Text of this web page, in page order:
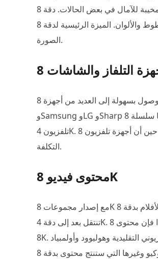
زيادة ذلك إلى 8 ميجابكسل ولا تزال تبدو مخيبة للآمال في بعض الحالات. دقة 8K كافية لتبدو حادة للغاية، حتى عندما تنظر
إليها عن كثب. يمكنه عرض المزيد من التفاصيل والخطوط والألوان. الميزة الرئيسية لدقة 8K هي أنها تعمل على تحسين وضوح
الصورة.
يمكنك الآن الوصول بسهولة إلى العديد من أجهزة 8K المتوفرة في السوق. أطلقت بعض العلامات التجارية الشهيرة مثل Sony
وSamsung وLG وSharp وغيرها سلسلة 8K مختلفة لتختار من بينها. من المؤكد أن أجهزة تلفزيون 8K أغلى من أجهزة
تلفزيون 4K. في حين أن أجهزة تلفزيون 8K ستصبح أرخص بمرور الوقت، تمامًا كما أصبحت أجهزة تلفزيون 4K ميسورة
التكلفة.
محتوى فيديو 8K
مع إصدار مجموعات 8K المتنوعة، ستشاهد بعض الأفلام بدقة 8K. ومع ذلك، فالحقيقة هي أن الكثير من العروض والأفلام لم
تنتقل بعد إلى دقة 4K. لذا فإن محتوى 8K ليس كثيرًا. في الوقت الحالي، تم إصدار عدد قليل فقط من البرامج التلفزيونية بدقة
8K. الشيء الجيد هو أن هناك العديد من المصادر مثل جميع أنواع استوديوهات الإنتاج التلفزيوني التقليدية وهوليوود وأولمبياد